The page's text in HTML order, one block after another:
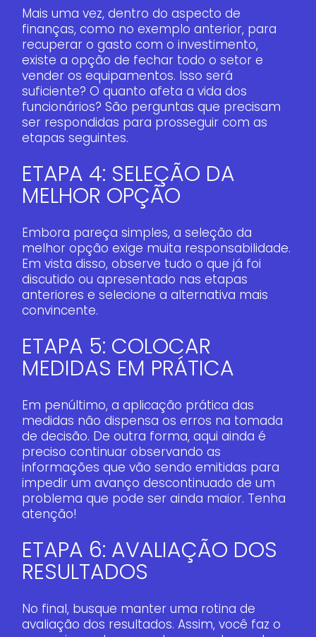
Mais uma vez, dentro do aspecto de
finanças, como no exemplo anterior, para
recuperar o gasto com o investimento,
existe a opção de fechar todo o setor e
vender os equipamentos. Isso será
suficiente? O quanto afeta a vida dos
funcionários? São perguntas que precisam
ser respondidas para prosseguir com as
etapas seguintes.
ETAPA 4: SELEÇÃO DA
MELHOR OPÇÃO
Embora pareça simples, a seleção da
melhor opção exige muita responsabilidade.
Em vista disso, observe tudo o que já foi
discutido ou apresentado nas etapas
anteriores e selecione a alternativa mais
convincente.
ETAPA 5: COLOCAR
MEDIDAS EM PRÁTICA
Em penúltimo, a aplicação prática das
medidas não dispensa os erros na tomada
de decisão. De outra forma, aqui ainda é
preciso continuar observando as
informações que vão sendo emitidas para
impedir um avanço descontinuado de um
problema que pode ser ainda maior. Tenha
atenção!
ETAPA 6: AVALIAÇÃO DOS
RESULTADOS
No final, busque manter uma rotina de
avaliação dos resultados. Assim, você faz o